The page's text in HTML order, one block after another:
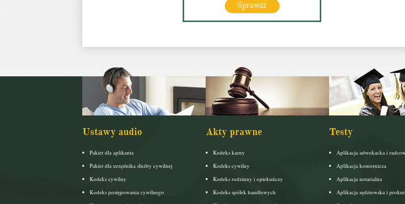
Sprawdź
Ustawy audio
Pakiet dla aplikanta
Pakiet dla urzędnika służby cywilnej
Kodeks cywilny
Kodeks postępowania cywilnego
Akty prawne
Kodeks karny
Kodeks cywilny
Kodeks rodzinny i opiekuńczy
Kodeks spółek handlowych
Testy
Aplikacja adwokacka i
Aplikacja komornicza
Aplikacja notarialna
Aplikacja sędziowska i